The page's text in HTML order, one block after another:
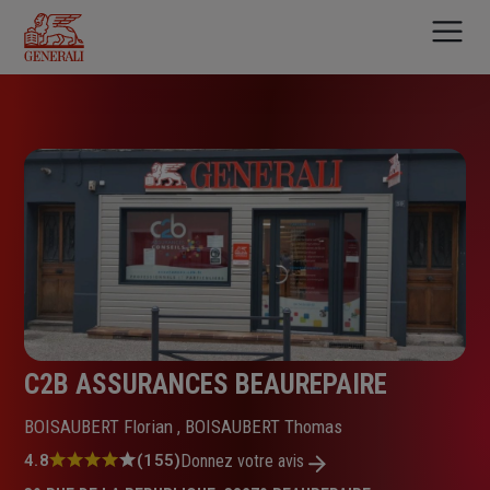
contenu
principal
C2B ASSURANCES BEAUREPAIRE
BOISAUBERT Florian , BOISAUBERT Thomas
Note
4.8 (155)Donnez votre avis